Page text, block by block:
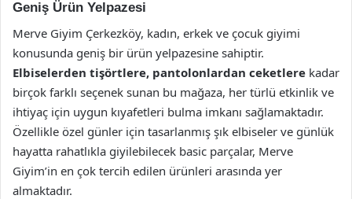
Geniş Ürün Yelpazesi
Merve Giyim Çerkezköy, kadın, erkek ve çocuk giyimi
konusunda geniş bir ürün yelpazesine sahiptir.
Elbiselerden tişörtlere, pantolonlardan ceketlere kadar
birçok farklı seçenek sunan bu mağaza, her türlü etkinlik ve
ihtiyaç için uygun kıyafetleri bulma imkanı sağlamaktadır.
Özellikle özel günler için tasarlanmış şık elbiseler ve günlük
hayatta rahatlıkla giyilebilecek basic parçalar, Merve
Giyim’in en çok tercih edilen ürünleri arasında yer
almaktadır.